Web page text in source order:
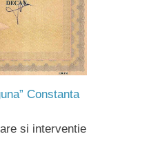
Constanta
si interventie